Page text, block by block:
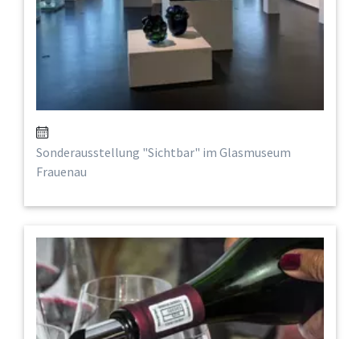
Sonderausstellung "Sichtbar" im Glasmuseum
Frauenau